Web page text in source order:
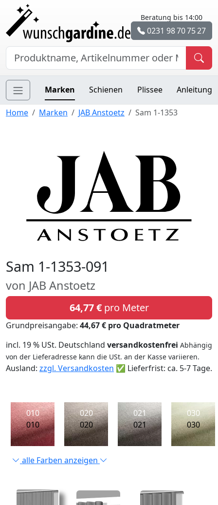
Beratung bis 14:00
0231 98 70 75 27
Marken Schienen Plissee Anleitung
Home Marken JAB Anstoetz Sam 1-1353
Sam 1-1353-091
von JAB Anstoetz
64,77 €pro Meter
Grundpreisangabe: 44,67 € pro Quadratmeter
incl. 19 % USt. Deutschland versandkostenfrei Abhängig
von der Lieferadresse kann die USt. an der Kasse variieren.
Ausland: zzgl. Versandkosten ✅ Lieferfrist: ca. 5-7 Tage.
010
010
020
020
021
021
030
030
alle Farben anzeigen